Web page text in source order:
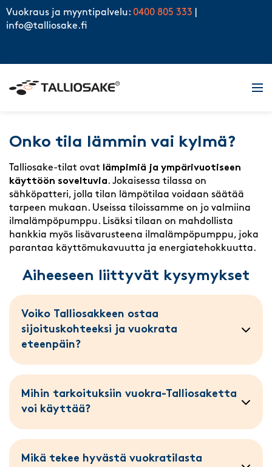
Skip to content
Vuokraus ja myyntipalvelu: 0400 805 333
info@talliosake.fi
Onko tila lämmin vai kylmä?
Talliosake-tilat ovat
lämpimiä ja ympärivuotiseen
käyttöön soveltuvia. Jokaisessa tilassa on
sähköpatteri, jolla tilan lämpötilaa voidaan säätää
tarpeen mukaan. Useissa tiloissamme on jo valmiina
ilmalämpöpumppu. Lisäksi tilaan on mahdollista
hankkia myös lisävarusteena ilmalämpöpumppu, joka
parantaa käyttömukavuutta ja energiatehokkuutta.
Aiheeseen liittyvät kysymykset
Voiko Talliosakkeen ostaa
sijoituskohteeksi ja vuokrata
eteenpäin?
Mihin tarkoituksiin vuokra-Talliosaketta
voi käyttää?
Mikä tekee hyvästä vuokratilasta